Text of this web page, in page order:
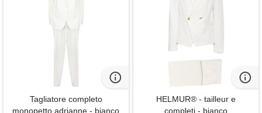
Tagliatore completo
monopetto adrianne - bianco
HELMUR® - tailleur e
completi - bianco